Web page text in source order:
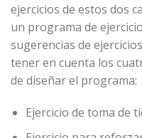
ejercicios de estos dos
un programa de
sugerencias de
tener en cuenta los
de diseñar el programa:
Ejercicio de toma de